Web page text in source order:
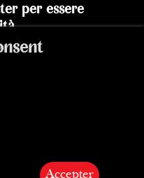
per essere
Accepter